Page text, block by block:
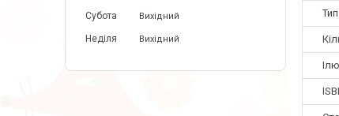
Субота Вихідний
Неділя Вихідний